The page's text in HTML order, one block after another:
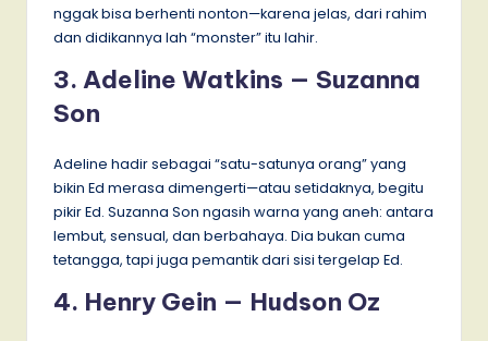
nggak bisa berhenti nonton—karena jelas, dari rahim
dan didikannya lah “monster” itu lahir.
3. Adeline Watkins — Suzanna
Son
Adeline hadir sebagai “satu-satunya orang” yang
bikin Ed merasa dimengerti—atau setidaknya, begitu
pikir Ed. Suzanna Son ngasih warna yang aneh: antara
lembut, sensual, dan berbahaya. Dia bukan cuma
tetangga, tapi juga pemantik dari sisi tergelap Ed.
4. Henry Gein — Hudson Oz